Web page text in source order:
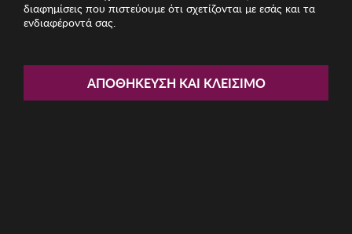
Ανδρική Βερμούδα BISTON
διαφημίσεις που πιστεύουμε ότι σχετίζονται με εσάς και τα
ενδιαφέροντά σας.
ΑΠΟΘΉΚΕΥΣΗ ΚΑΙ ΚΛΕΊΣΙΜΟ